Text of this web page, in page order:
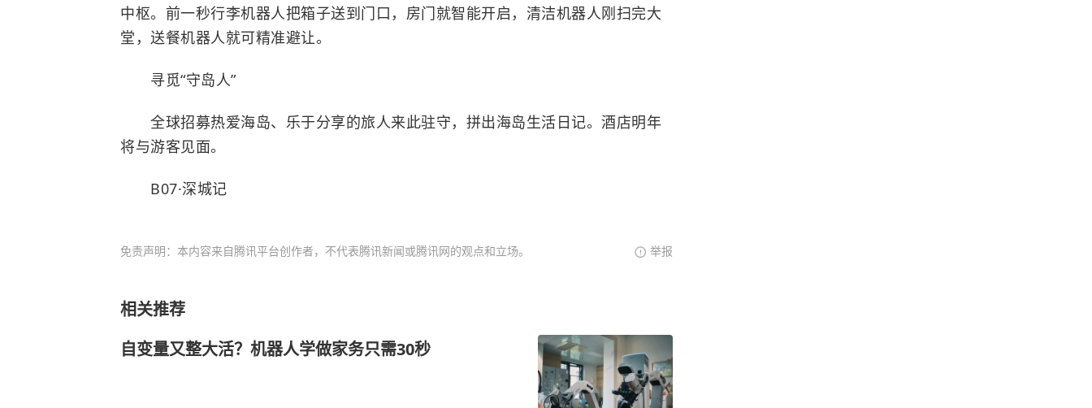
中枢。前一秒行李机器人把箱子送到门口，房门就智能开启，清洁机器人刚扫完大
堂，送餐机器人就可精准避让。
寻觅“守岛人”
全球招募热爱海岛、乐于分享的旅人来此驻守，拼出海岛生活日记。酒店明年
将与游客见面。
B07·深城记
免责声明：本内容来自腾讯平台创作者，不代表腾讯新闻或腾讯网的观点和立场。 举报
相关推荐
自变量又整大活？机器人学做家务只需30秒